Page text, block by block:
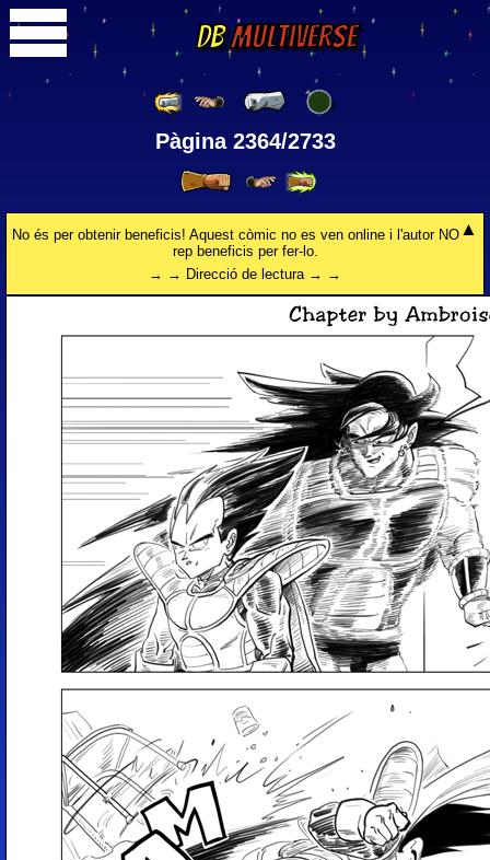
DBMultiverse
Pàgina 2364/2733
No és per obtenir beneficis! Aquest còmic no es ven online i l'autor NO
rep beneficis per fer-lo.
→ → Direcció de lectura → →